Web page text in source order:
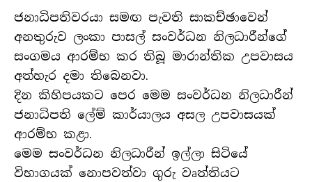
ජනාධිපතිවරයා සමඟ පැවති සාකච්ඡාවෙන්
අනතුරුව ලංකා පාසල් සංවර්ධන නිලධාරීන්ගේ
සංගමය ආරම්භ කර තිබූ මාරාන්තික උපවාසය
අත්හැර දමා තිබෙනවා.
දින කිහිපයකට පෙර මෙම සංවර්ධන නිලධාරීන්
ජනාධිපති ලේම් කාර්යාලය අසල උපවාසයක්
ආරම්භ කළා.
මෙම සංවර්ධන නිලධාරීන් ඉල්ලා සිටියේ
විභාගයක් නොපවත්වා ගුරු වෘත්තියට